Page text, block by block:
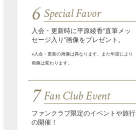
6 Special Favor
入会・更新時に平原綾香“直筆メッ
セージ入り”画像をプレゼント。
※入会・更新の画像は異なります。また年度により
画像は変わります。
7 Fan Club Event
ファンクラブ限定のイベントや旅行
の開催！